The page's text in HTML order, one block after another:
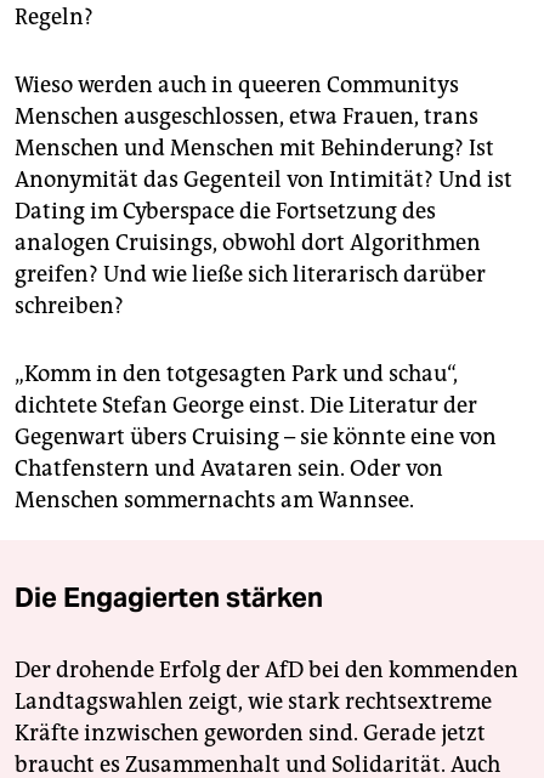
Regeln?
Wieso werden auch in queeren Communitys
Menschen ausgeschlossen, etwa Frauen, trans
Menschen und Menschen mit Behinderung? Ist
Anonymität das Gegenteil von Intimität? Und ist
Dating im Cyberspace die Fortsetzung des
analogen Cruisings, obwohl dort Algorithmen
greifen? Und wie ließe sich literarisch darüber
schreiben?
„Komm in den totgesagten Park und schau“,
dichtete Stefan George einst. Die Literatur der
Gegenwart übers Cruising – sie könnte eine von
Chatfenstern und Avataren sein. Oder von
Menschen sommernachts am Wannsee.
Die Engagierten stärken
Der drohende Erfolg der AfD bei den kommenden
Landtagswahlen zeigt, wie stark rechtsextreme
Kräfte inzwischen geworden sind. Gerade jetzt
braucht es Zusammenhalt und Solidarität. Auch